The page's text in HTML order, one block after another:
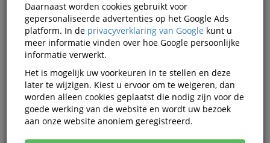
filter
Papierwaren Papicolor
Papicolor papierwaren
Papicolor Enveloppen
Daarnaast worden cookies gebruikt voor
gepersonaliseerde advertenties op het Google Ads
platform. In de privacyverklaring van Google kunt u
meer informatie vinden over hoe Google persoonlijke
informatie verwerkt.
Het is mogelijk uw voorkeuren in te stellen en deze
later te wijzigen. Kiest u ervoor om te weigeren, dan
worden alleen cookies geplaatst die nodig zijn voor de
goede werking van de website en wordt uw bezoek
aan onze website anoniem geregistreerd.